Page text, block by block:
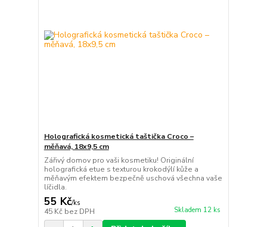
Holografická kosmetická taštička Croco –
měňavá, 18x9,5 cm
Zářivý domov pro vaši kosmetiku! Originální
holografická etue s texturou krokodýlí kůže a
měňavým efektem bezpečně uschová všechna vaše
líčidla.
55 Kč/ks
45 Kč bez DPH Skladem 12 ks